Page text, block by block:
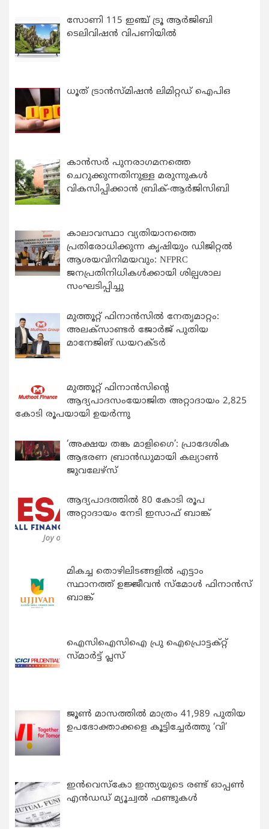
സോണി 115 ഇഞ്ച് ട്രൂ ആർജിബി
ടെലിവിഷൻ വിപണിയിൽ
ധൂത് ട്രാൻസ്മിഷൻ ലിമിറ്റഡ് ഐപിഒ
കാന്‍സര്‍ പുനരാഗമനത്തെ
ചെറുക്കുന്നതിനുള്ള മരുന്നുകള്‍
വികസിപ്പിക്കാന്‍ ബ്രിക്-ആര്‍ജിസിബി
കാലാവസ്ഥാ വ്യതിയാനത്തെ
പ്രതിരോധിക്കുന്ന കൃഷിയും ഡിജിറ്റൽ
ആശയവിനിമയവും: NFPRC
ജനപ്രതിനിധികൾക്കായി ശില്പശാല
സംഘടിപ്പിച്ചു
മുത്തൂറ്റ് ഫിനാൻസിൽ നേതൃമാറ്റം:
അലക്സാണ്ടർ ജോർജ് പുതിയ
മാനേജിങ് ഡയറക്ടർ
മുത്തൂറ്റ് ഫിനാൻസിന്റെ
ആദ്യപാദസംയോജിത അറ്റാദായം 2,825
കോടി രൂപയായി ഉയർന്നു
‘അക്ഷയ തങ്ക മാളിഗൈ’: പ്രാദേശിക
ആഭരണ ബ്രാന്‍ഡുമായി കല്യാണ്‍
ജുവലേഴ്‌സ്
ആദ്യപാദത്തിൽ 80 കോടി രൂപ
അറ്റാദായം നേടി ഇസാഫ് ബാങ്ക്
മികച്ച തൊഴിലിടങ്ങളിൽ എട്ടാം
സ്ഥാനത്ത് ഉജ്ജീവൻ സ്മോൾ ഫിനാൻസ്
ബാങ്ക്
ഐസിഐസിഐ പ്രു ഐപ്രൊട്ടക്റ്റ്
സ്മാർട്ട് പ്ലസ്
ജൂൺ മാസത്തിൽ മാത്രം 41,989 പുതിയ
ഉപഭോക്താക്കളെ കൂട്ടിച്ചേർത്തു ‘വി’
ഇന്‍വെസ്കോ ഇന്ത്യയുടെ രണ്ട് ഓപ്പണ്‍
എന്‍ഡഡ് മ്യൂച്വല്‍ ഫണ്ടുകള്‍